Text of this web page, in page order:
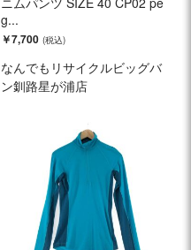
g...
￥7,700
なんでもリサイクルビッグバ
ン釧路星が浦店